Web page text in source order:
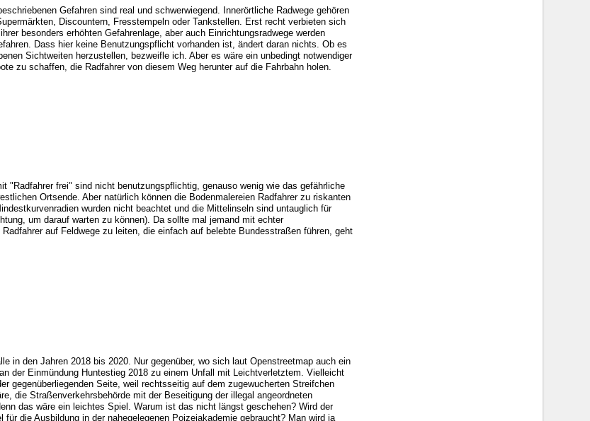
Gefahren sind real und schwerwiegend. Innerörtliche Radwege gehören
Discountern, Fresstempeln oder Tankstellen. Erst recht verbieten sich
besonders erhöhten Gefahrenlage, aber auch Einrichtungsradwege werden
Dass hier keine Benutzungspflicht vorhanden ist, ändert daran nichts. Ob es
Sichtweiten herzustellen, bezweifle ich. Aber es wäre ein unbedingt notwendiger
zu schaffen, die Radfahrer von diesem Weg herunter auf die Fahrbahn holen.
"Radfahrer frei" sind nicht benutzungspflichtig, genauso wenig wie das gefährliche
Ortsende. Aber natürlich können die Bodenmalereien Radfahrer zu riskanten
wurden nicht beachtet und die Mittelinseln sind untauglich für
um darauf warten zu können). Da sollte mal jemand mit echter
auf Feldwege zu leiten, die einfach auf belebte Bundesstraßen führen, geht
in den Jahren 2018 bis 2020. Nur gegenüber, wo sich laut Openstreetmap auch ein
der Einmündung Huntestieg 2018 zu einem Unfall mit Leichtverletztem. Vielleicht
gegenüberliegenden Seite, weil rechtsseitig auf dem zugewucherten Streifchen
die Straßenverkehrsbehörde mit der Beseitigung der illegal angeordneten
das wäre ein leichtes Spiel. Warum ist das nicht längst geschehen? Wird der
für die Ausbildung in der nahegelegenen Poizeiakademie gebraucht? Man wird ja